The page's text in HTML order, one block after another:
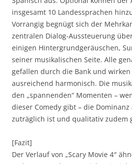
insgesamt 10 Landessprachen
Vorrangig begnügt sich der
zentralen Dialog-Aussteuerung
einigen Hintergrundgeräuschen,
seiner musikalischen Seite. Alle
gefallen durch die Bank und wirken
ausreichend harmonisch. Die
den „spannenden“ Momenten –
dieser Comedy gibt – die
zuträglich ist und qualitativ zudem
[Fazit]
Der Verlauf von „Scary Movie 4″